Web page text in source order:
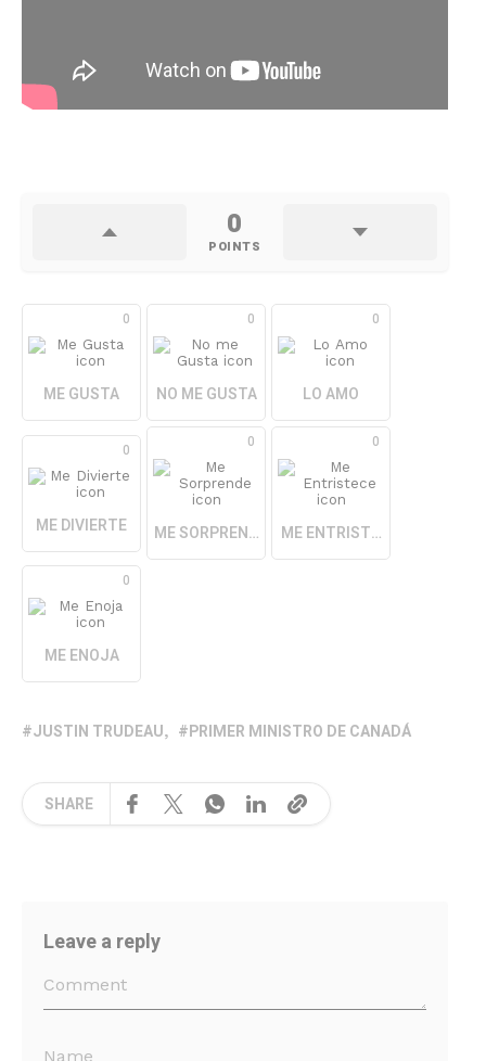
0
POINTS
0
ME GUSTA
0
NO ME GUSTA
0
LO AMO
0
ME DIVIERTE
0
ME SORPRENDE
0
ME ENTRISTECE
0
ME ENOJA
JUSTIN TRUDEAU PRIMER MINISTRO DE CANADÁ
SHARE
Leave a reply